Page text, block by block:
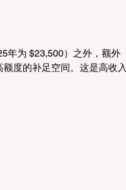
年为 $23,500）之外，额外
度的补足空间。这是高收入